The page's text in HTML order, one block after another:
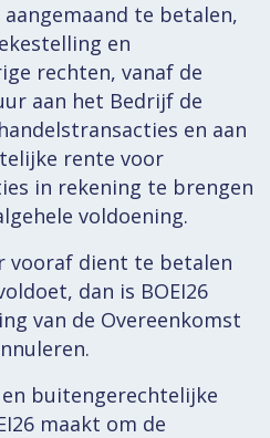
te betalen,
en
rechten, vanaf de
aan het Bedrijf de
en aan
rente voor
in rekening te brengen
voldoening.
vooraf dient te betalen
dan is BOEI26
van de Overeenkomst
buitengerechtelijke
maakt om de